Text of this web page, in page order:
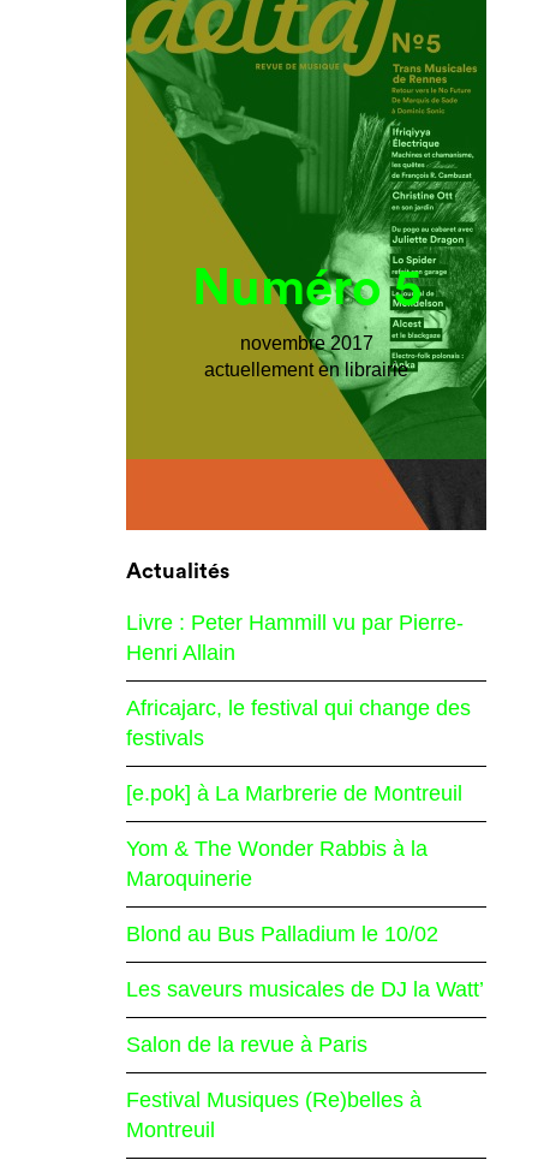
Numéro 5
novembre 2017
actuellement en librairie
Actualités
Livre : Peter Hammill vu par Pierre-
Henri Allain
Africajarc, le festival qui change des
festivals
[e.pok] à La Marbrerie de Montreuil
Yom & The Wonder Rabbis à la
Maroquinerie
Blond au Bus Palladium le 10/02
Les saveurs musicales de DJ la Watt’
Salon de la revue à Paris
Festival Musiques (Re)belles à
Montreuil